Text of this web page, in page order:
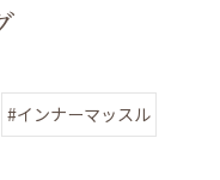
#インナーマッスル